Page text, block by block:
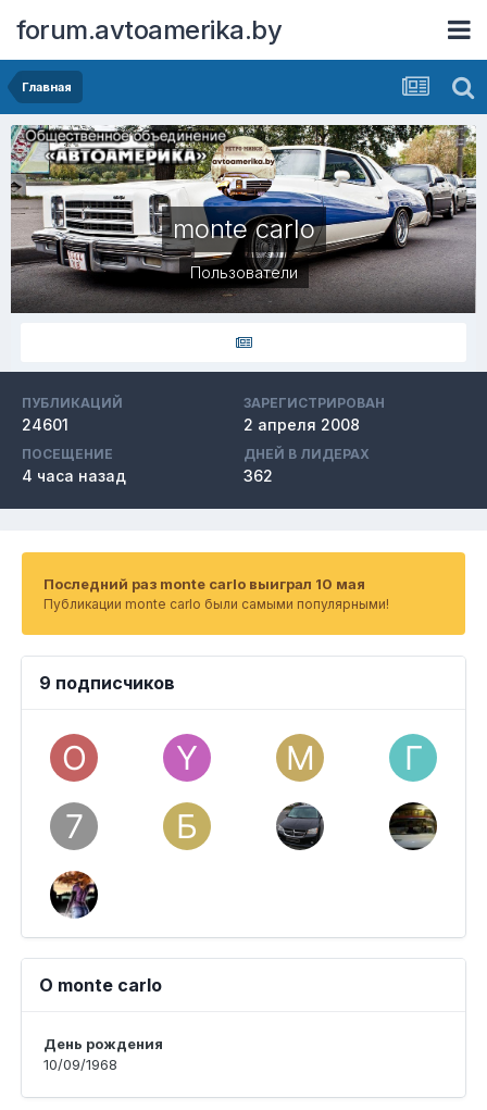
forum.avtoamerika.by
Главная
monte carlo
Пользователи
ПУБЛИКАЦИЙ
24601
ЗАРЕГИСТРИРОВАН
2 апреля 2008
ПОСЕЩЕНИЕ
4 часа назад
ДНЕЙ В ЛИДЕРАХ
362
Последний раз monte carlo выиграл 10 мая
Публикации monte carlo были самыми популярными!
9 подписчиков
О monte carlo
День рождения
10/09/1968